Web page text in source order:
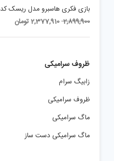
بازی فکری هاسبرو مدل ریسک کد 9867
2,899,900
Original
2,377,910تومان
ظروف سرامیکی
زابیگ سرام
ظروف سرامیکی
ماگ سرامیکی
ماگ سرامیکی دست ساز